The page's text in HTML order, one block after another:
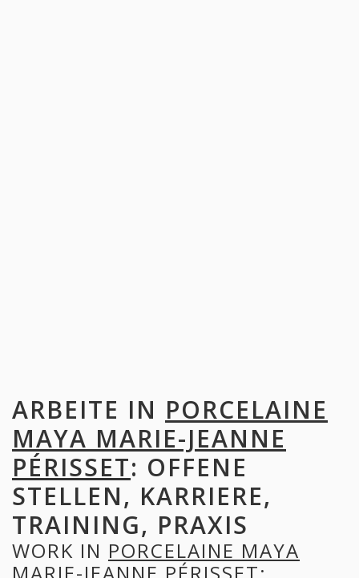
ARBEITE IN PORCELAINE
MAYA MARIE-JEANNE
PÉRISSET: OFFENE
STELLEN, KARRIERE,
TRAINING, PRAXIS
WORK IN PORCELAINE MAYA
MARIE-JEANNE PÉRISSET: